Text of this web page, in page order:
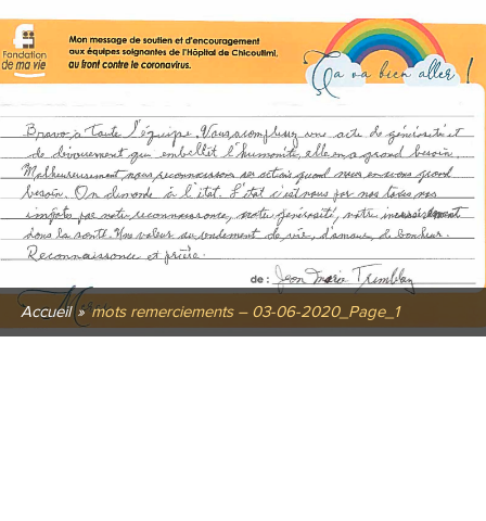
Accueil » mots remerciements – 03-06-2020_Page_1